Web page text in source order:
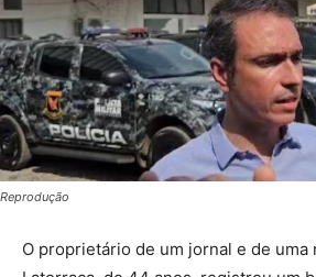
Reprodução
O proprietário de um jornal e de uma